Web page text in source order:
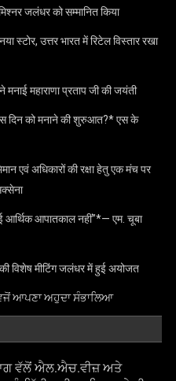
जलंधर को सम्मानित किया
स्टोर, उत्तर भारत में रिटेल विस्तार रखा
मनाई महाराणा प्रताप जी की जयंती
दिन को मनाने की शुरुआत?* एस के
एवं अधिकारों की रक्षा हेतु एक मंच पर
आर्थिक आपातकाल नहीं”*— एम. चूबा
की विशेष मीटिंग जलंधर में हुई अयोजत
ਆਪਣਾ ਅਹੁਦਾ ਸੰਭਾਲਿਆ
ਵੱਲੋਂ ਐਲ.ਐਚ.ਵੀਜ਼ ਅਤੇ